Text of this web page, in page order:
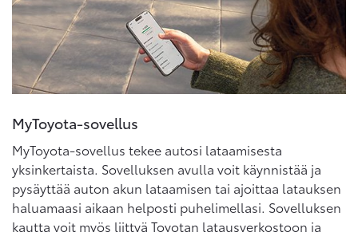
MyToyota-sovellus
MyToyota-sovellus tekee autosi lataamisesta
yksinkertaista. Sovelluksen avulla voit käynnistää ja
pysäyttää auton akun lataamisen tai ajoittaa latauksen
haluamaasi aikaan helposti puhelimellasi. Sovelluksen
kautta voit myös liittyä Toyotan latausverkostoon ja